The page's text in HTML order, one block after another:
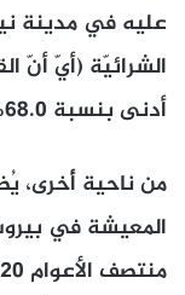
الشرائيّة (أيّ أنّ
أدنى بنسبة 68.0% من تلك في مدينة نيويورك).
من ناحية أُخرى،
المعيشة في